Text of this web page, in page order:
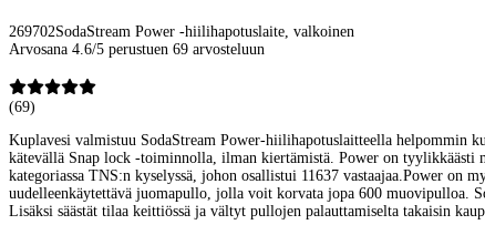
269702SodaStream Power -hiilihapotuslaite, valkoinen
Arvosana 4.6/5 perustuen 69 arvosteluun
(69)
Kuplavesi valmistuu SodaStream Power-hiilihapotuslaitteella helpommin
kätevällä Snap lock -toiminnolla, ilman kiertämistä. Power on
kategoriassa TNS:n kyselyssä, johon osallistui 11637 vastaajaa.Power on
uudelleenkäytettävä juomapullo, jolla voit korvata jopa 600 muovipulloa.
Lisäksi säästät tilaa keittiössä ja vältyt pullojen palauttamiselta takaisin